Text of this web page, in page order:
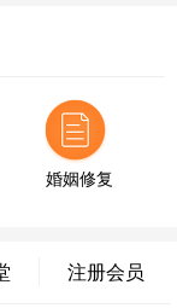
53分钟前
询，已获得专属情
39分钟前
婚姻修复
注册会员